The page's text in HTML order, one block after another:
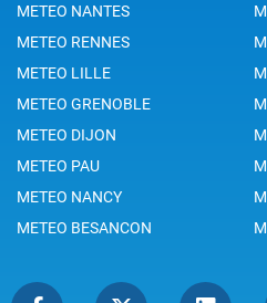
METEO NANTES
METEO RENNES
METEO LILLE
METEO GRENOBLE
METEO DIJON
METEO PAU
METEO NANCY
METEO BESANCON